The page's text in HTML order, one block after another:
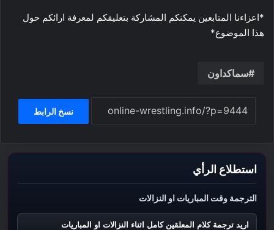
*اعزاءنا المتابعين يمكنكم المشاركة بتعليقكم لمعرفة ارائكم حول
هذا الموضوع*
سماكداون
نسخ الرابط
استطلاع الرأي
الترجمة وقت المباريات او النزالات
اريد ترجمة كلام المعلقين كامل اثناء النزالات او المباريات